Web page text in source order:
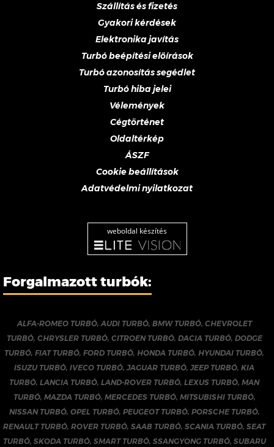
Szállítás és fizetés
Gyakori kérdések
Elektronika javítás
Turbó beépítési előírások
Turbó azonosítás segédlet
Turbó hiba jelei
Vélemények
Cégtörténet
Oldaltérkép
ÁSZF
Cookie beállítások
Adatvédelmi nyilatkozat
weboldal készítés
Forgalmazott turbók:
ALFA-ROMEO TURBÓ,AUDI TURBÓ, BMW TURBÓ, CHEVROLET
TURBÓ, CHRYSLER TURBÓ, CITROEN TURBÓ, DACIA TURBÓ, DODGE
TURBÓ,FIAT TURBÓ,FORD TURBÓ, HONDA TURBÓ, HYUNDAI TURBÓ,
ISUZU TURBÓ,IVECO TURBÓ,JAGUAR TURBÓ,JEEP TURBÓ,KIA
TURBÓ,LANCIA TURBÓ,LAND-ROVER TURBÓ,LEXUS TURBÓ,MAN
TURBÓ, MAZDA TURBÓ, MERCEDES TURBÓ, MITSUBISHI TURBÓ,
NISSAN TURBÓ, OPEL TURBÓ, PEUGEOT TURBÓ, PORSCHE TURBÓ,
RENAULT TURBÓ,ROVER TURBÓ,SAAB TURBÓ,SCANIA TURBÓ,SEAT
TURBÓ, SKODA TURBÓ, SMART TURBÓ, SSANGYONG TURBÓ, SUBARU